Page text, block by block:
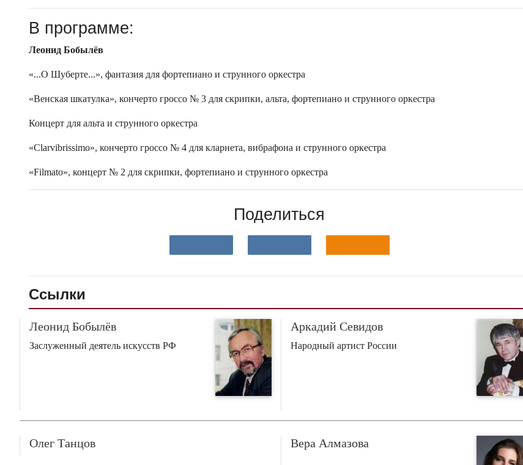
В программе:
Леонид Бобылёв
«...О Шуберте...», фантазия для фортепиано и струнного оркестра
«Венская шкатулка», кончерто гроссо № 3 для скрипки, альта, фортепиано и струнного оркестра
Концерт для альта и струнного оркестра
«Clarvibrissimo», кончерто гроссо № 4 для кларнета, вибрафона и струнного оркестра
«Filmato», концерт № 2 для скрипки, фортепиано и струнного оркестра
Поделиться
Ссылки
Леонид Бобылёв
Заслуженный деятель искусств РФ
Аркадий Севидов
Народный артист России
Олег Танцов Вера Алмазова